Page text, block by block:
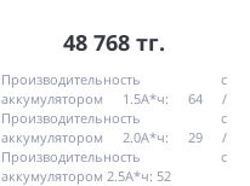
48 768 тг.
Производительность с
аккумулятором 1.5А*ч:
64
Производительность с
аккумулятором 2.0А*ч:
29
Производительность с
аккумулятором 2.5А*ч: 52